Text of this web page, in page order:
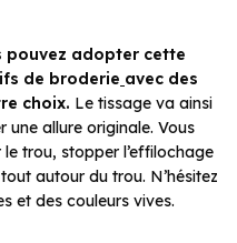
pouvez adopter cette
de broderie avec des
choix. Le tissage va ainsi
une allure originale. Vous
trou, stopper l’effilochage
autour du trou. N’hésitez
et des couleurs vives.